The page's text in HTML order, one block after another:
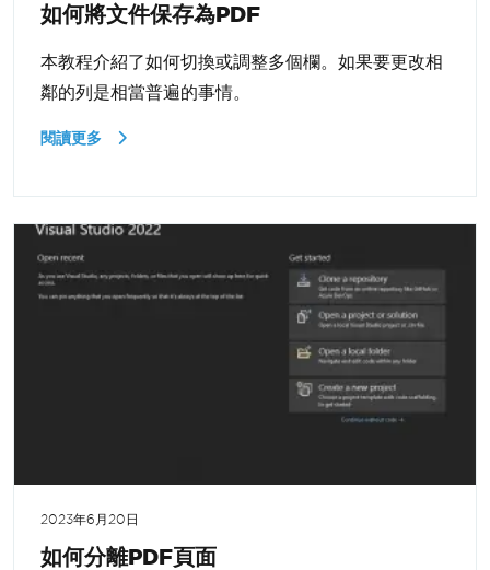
如何將文件保存為PDF
本教程介紹了如何切換或調整多個欄。如果要更改相
鄰的列是相當普遍的事情。
閱讀更多
2023年6月20日
如何分離PDF頁面